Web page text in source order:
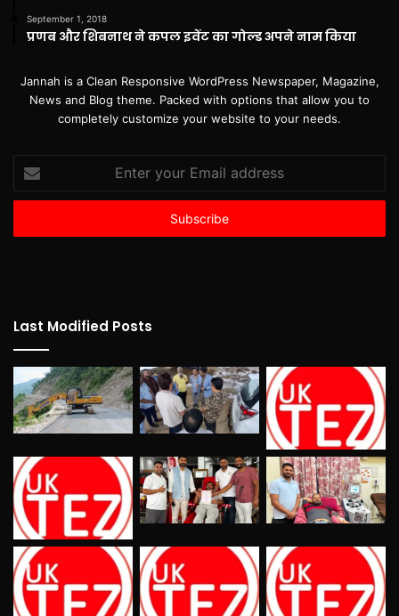
September 1, 2018
प्रणब और शिबनाथ ने कपल इवेंट का गोल्ड अपने नाम किया
Jannah is a Clean Responsive WordPress Newspaper, Magazine,
News and Blog theme. Packed with options that allow you to
completely customize your website to your needs.
your
Email
Last Modified Posts